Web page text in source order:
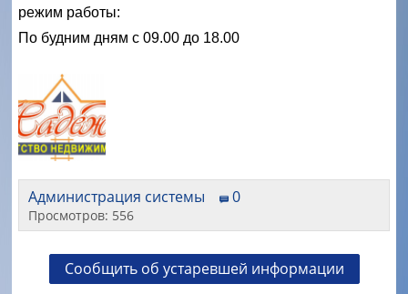
режим работы:
По будним дням с 09.00 до 18.00
Администрация системы 0
Просмотров: 556
Сообщить об устаревшей информации